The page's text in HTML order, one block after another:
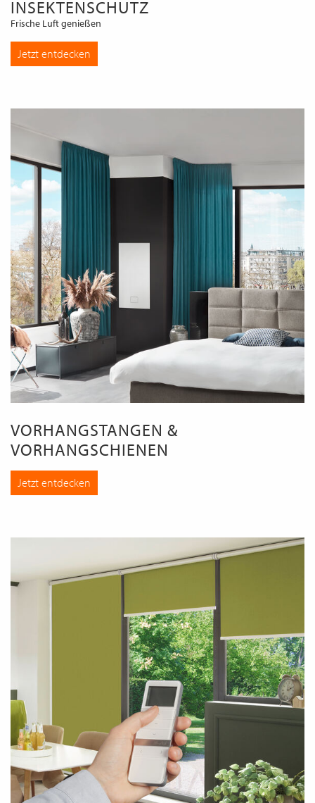
INSEKTENSCHUTZ
Frische Luft genießen
Jetzt entdecken
VORHANGSTANGEN &
VORHANGSCHIENEN
Jetzt entdecken